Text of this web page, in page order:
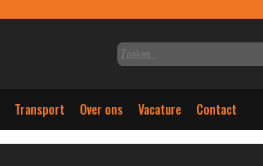
Transport Over ons Vacature Contact